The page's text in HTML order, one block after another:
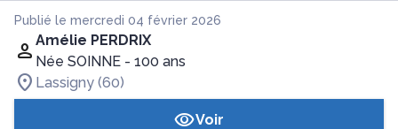
Publié le mercredi 04 février 2026
Amélie PERDRIX
Née SOINNE - 100 ans
Lassigny (60)
Voir